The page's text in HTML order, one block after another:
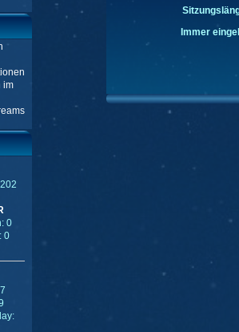
im
0
0
Immer